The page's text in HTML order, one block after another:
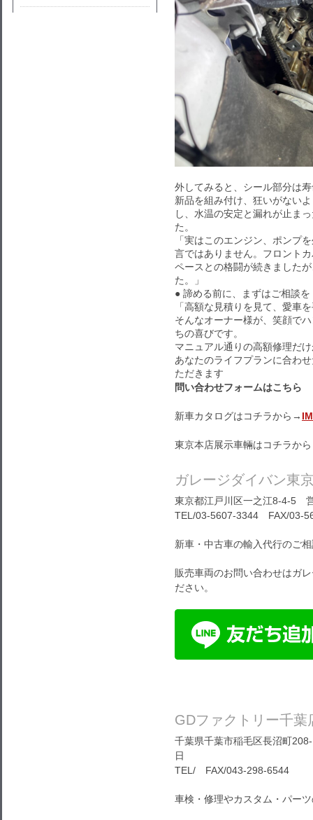
外してみると、シール部分は
新品を組み付け、狂いがない
し、水温の安定と漏れが止ま
た。
「実はこのエンジン、ポンプ
言ではありません。フロント
ペースとの格闘が続きました
た。」
● 諦める前に、まずはご相談を
「高額な見積りを見て、愛車
そんなオーナー様が、笑顔で
ちの喜びです。
マニュアル通りの高額修理だ
あなたのライフプランに合わ
ただきます
問い合わせフォームはこちら
新車カタログはコチラから→
東京本店展示車輛はコチラか
ガレージダイバン東
東京都江戸川区一之江8-4-5
TEL/03-5607-3344 FAX/03-
新車・中古車の輸入代行のご
販売車両のお問い合わせはガ
ださい。
GDファクトリー千葉
千葉県千葉市稲毛区長沼町
日
TEL/ FAX/043-298-6544
車検・修理やカスタム・パー